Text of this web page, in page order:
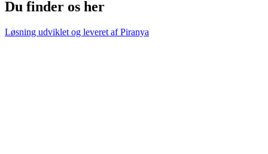
Du finder os her
Løsning udviklet og leveret afPiranya